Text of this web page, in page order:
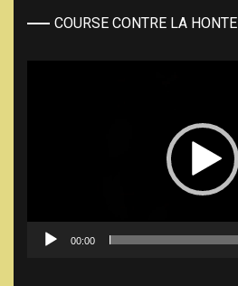
COURSE CONTRE LA HONTE
00:00